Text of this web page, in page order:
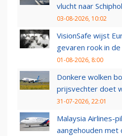
vlucht naar Schiphol
03-08-2026, 10:02
VisionSafe wijst
gevaren rook in
01-08-2026, 8:00
Donkere wolken
prijsvechter doet
31-07-2026, 22:01
Malaysia Airlines-
aangehouden met